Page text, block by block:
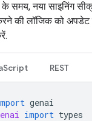
के समय, नया साइनिंग
करने की लॉजिक को
REST
genai
import types